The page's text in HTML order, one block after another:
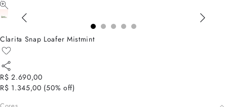
Clarita Snap Loafer Mistmint
R$ 2.690,00
R$ 1.345,00 (50% off)